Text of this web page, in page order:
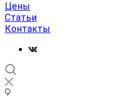
Цены
Статьи
Контакты